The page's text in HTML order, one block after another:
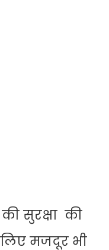
सुरक्षा की
मजदूर भी